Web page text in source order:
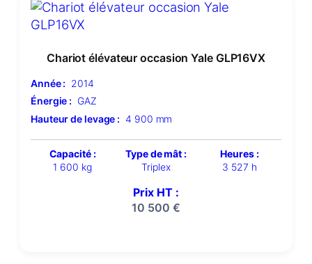
Chariot élévateur occasion Yale GLP16VX
Année : 2014
Énergie : GAZ
Hauteur de levage : 4 900 mm
Capacité :
1 600 kg
Type de mât :
Triplex
Heures :
3 527 h
Prix HT :
10 500 €